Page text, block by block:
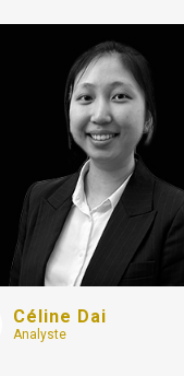
Céline Dai
Analyste